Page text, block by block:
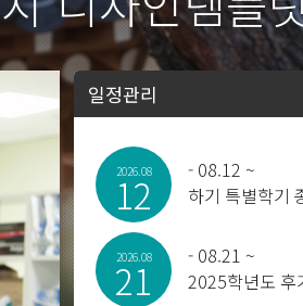
일정관리
2026.08
12 - 08.12 ~
하기 특별학기
2026.08
21 - 08.21 ~